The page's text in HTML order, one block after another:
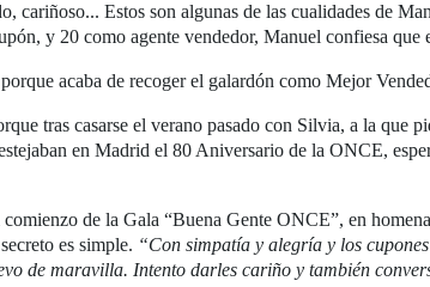
cariñoso... Estos son algunas de las cualidades de
y 20 como agente vendedor, Manuel confiesa
acaba de recoger el galardón como Mejor
tras casarse el verano pasado con Silvia, a la que
en Madrid el 80 Aniversario de la ONCE,
de la Gala “Buena Gente ONCE”, en
es simple. “Con simpatía y alegría y los cupones
de maravilla. Intento darles cariño y también